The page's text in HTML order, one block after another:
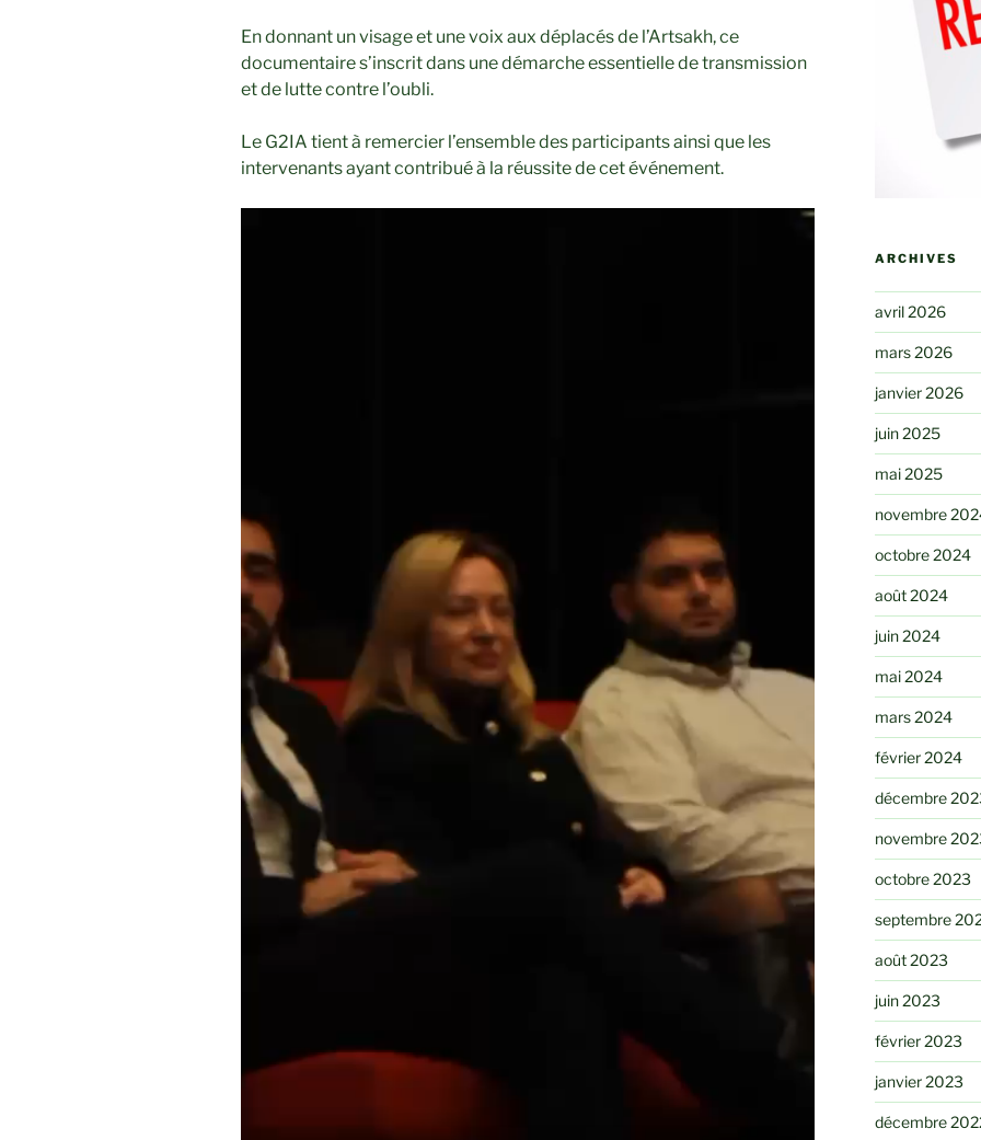
En donnant un visage et une voix aux déplacés de l’Artsakh, ce
documentaire s’inscrit dans une démarche essentielle de transmission
et de lutte contre l’oubli.
Le G2IA tient à remercier l’ensemble des participants ainsi que les
intervenants ayant contribué à la réussite de cet événement.
ARCHIVES
avril 2026
mars 2026
janvier 2026
juin 2025
mai 2025
novembre
octobre 2024
août 2024
juin 2024
mai 2024
mars 2024
février 2024
décembre
novembre
octobre 2023
septembre
août 2023
juin 2023
février 2023
janvier 2023
décembre